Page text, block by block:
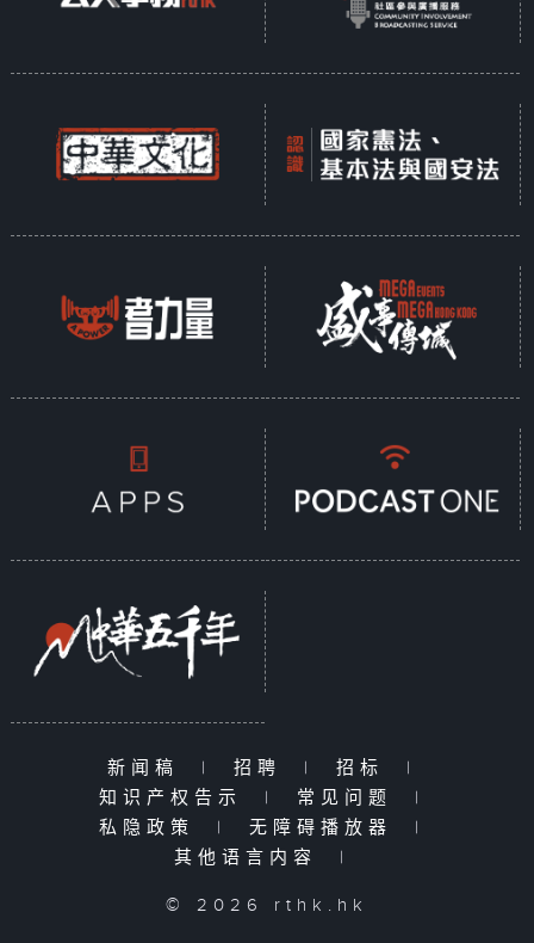
新闻稿 | 招聘 | 招标
|
知识产权告示
| 常见问题
|
私隐政策
| 无障碍播放器
|
其他语言内容
|
© 2026 rthk.hk